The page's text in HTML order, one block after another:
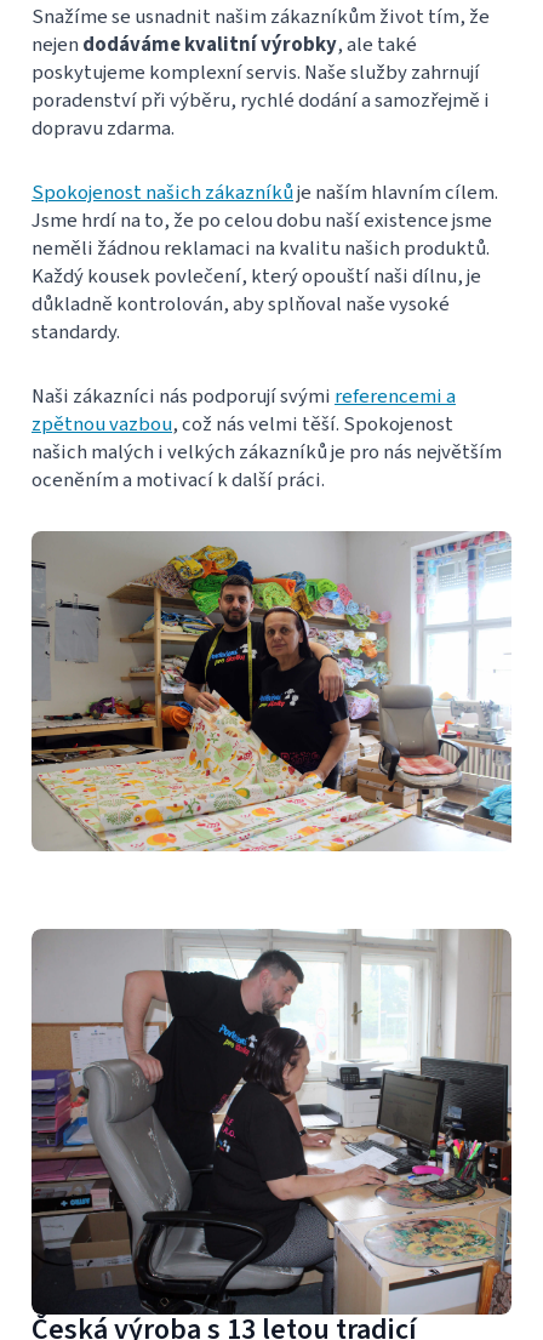
Snažíme se usnadnit našim zákazníkům život tím, že
nejen dodáváme kvalitní výrobky, ale také
poskytujeme komplexní servis. Naše služby zahrnují
poradenství při výběru, rychlé dodání a samozřejmě i
dopravu zdarma.
Spokojenost našich zákazníkůje naším hlavním cílem.
Jsme hrdí na to, že po celou dobu naší existence jsme
neměli žádnou reklamaci na kvalitu našich produktů.
Každý kousek povlečení, který opouští naši dílnu, je
důkladně kontrolován, aby splňoval naše vysoké
standardy.
Naši zákazníci nás podporují svými referencemi a
zpětnou vazbou, což nás velmi těší. Spokojenost
našich malých i velkých zákazníků je pro nás největším
oceněním a motivací k další práci.
Česká výroba s 13 letou tradicí